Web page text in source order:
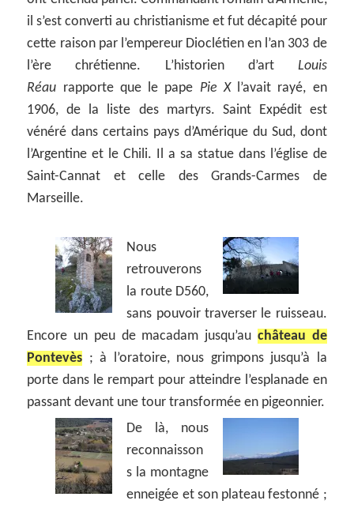
il s’est converti au christianisme et fut décapité pour
cette raison par l’empereur Dioclétien en l’an 303 de
l’ère chrétienne. L’historien d’art Louis
Réau rapporte que le pape Pie Xl’avait rayé, en
1906, de la liste des martyrs. Saint Expédit est
vénéré dans certains pays d’Amérique du Sud, dont
l’Argentine et le Chili. Il a sa statue dans l’église de
Saint-Cannat et celle des Grands-Carmes de
Marseille.
Nous
retrouverons
la route D560,
sans pouvoir traverser le ruisseau.
Encore un peu de macadam jusqu’au château de
Pontevès ; à l’oratoire, nous grimpons jusqu’à la
porte dans le rempart pour atteindre l’esplanade en
passant devant une tour transformée en pigeonnier.
De là, nous
reconnaisson
s la montagne
enneigée et son plateau festonné ;